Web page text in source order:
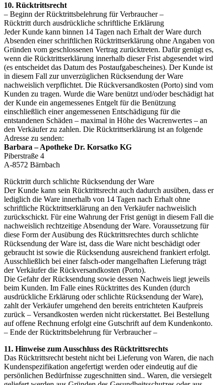
10. Rücktrittsrecht
– Beginn der Rücktrittsbelehrung für Verbraucher –
Rücktritt durch ausdrückliche schriftliche Erklärung
Jeder Kunde kann binnen 14 Tagen nach Erhalt der Ware durch
Absenden einer schriftlichen Rücktrittserklärung ohne Angaben von
Gründen vom geschlossenen Vertrag zurücktreten. Dafür genügt es,
wenn die Rücktrittserklärung innerhalb dieser Frist abgesendet wird
(es entscheidet das Datum des Postaufgabescheines). Der Kunde ist
in diesem Fall zur unverzüglichen Rücksendung der Ware
nachweislich verpflichtet. Die Rückversandkosten (Porto) sind vom
Kunden zu tragen. Wurde die Ware benützt und/oder beschädigt hat
der Kunde ein angemessenes Entgelt für die Benützung
einschließlich einer angemessenen Entschädigung für die
entstandenen Schäden – maximal in Höhe des Wacrenwertes – an
den Verkäufer zu zahlen. Die Rücktrittserklärung ist an folgende
Adresse zu senden:
Barbara – Apotheke Dr. Korsatko KG
Piberstraße 4
A-8572 Bärnbach
Rücktritt durch schlichte Rücksendung der Ware
Der Kunde kann sein Rücktrittsrecht auch dadurch ausüben, dass er
lediglich die Ware innerhalb von 14 Tagen nach Erhalt ohne
schriftliche Rücktrittserklärung an den Verkäufer nachweislich
zurückschickt. Für eine Wahrung der Frist genügt in diesem Fall die
nachweislich rechtzeitige Absendung der Ware. Voraussetzung für
diese Form der Ausübung des Rücktrittsrechtes durch schlichte
Rücksendung der Ware ist, dass die Ware nicht beschädigt oder
gebraucht ist sowie die Rücksendung ausreichend frankiert erfolgt.
Ausschließlich bei einer falsch-oder mangelhaften Lieferung trägt
der Verkäufer die Rückversandkosten (Porto).
Die Gefahr der Rücksendung sowie dessen Nachweis liegt jeweils
beim Kunden. Im Falle eines Rücktrittes des Kunden (durch
ausdrückliche Erklärung oder schlichte Rücksendung der Ware),
zahlt der Verkäufer umgehend den bereits entrichteten Kaufpreis
zurück – Versandkosten werden nicht rückerstattet. Bei Bestellung
auf offene Rechnung erfolgt eine Gutschrift auf dem Kundenkonto.
– Ende der Rücktrittsbelehrung für Verbraucher –
11. Hinweise zum Ausschluss des Rücktrittsrechts
Das Rücktrittsrecht besteht nicht bei Lieferung von Waren, die nach
Kundenspezifikation angefertigt werden oder eindeutig auf die
persönlichen Bedürfnisse zugeschnitten sind.. Waren, die versiegelt